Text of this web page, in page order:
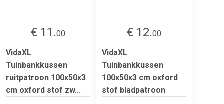
€ 11.00
VidaXL
Tuinbankkussen
ruitpatroon 100x50x3
cm oxford stof zw...
€ 12.00
VidaXL
Tuinbankkussen
100x50x3 cm oxford
stof bladpatroon